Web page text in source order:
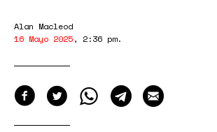
Alan Macleod
16 Mayo 2025, 2:36 pm.